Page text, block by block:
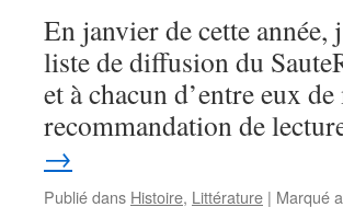
En janvier de cette année,
liste de diffusion du
et à chacun d’entre eux
recommandation de
→
Publié dans Histoire, Littérature | Marqué